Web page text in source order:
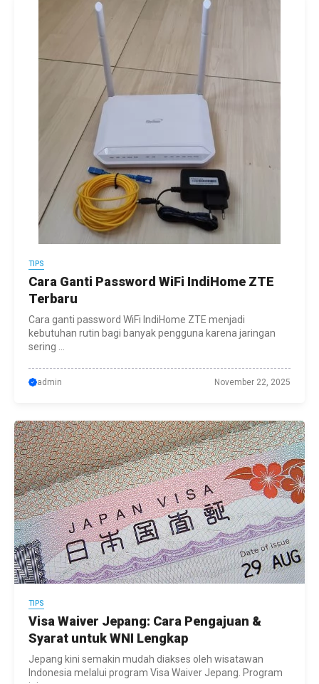
TIPS
Cara Ganti Password WiFi IndiHome ZTE
Terbaru
Cara ganti password WiFi IndiHome ZTE menjadi
kebutuhan rutin bagi banyak pengguna karena jaringan
sering ...
admin November 22, 2025
TIPS
Visa Waiver Jepang: Cara Pengajuan &
Syarat untuk WNI Lengkap
Jepang kini semakin mudah diakses oleh wisatawan
Indonesia melalui program Visa Waiver Jepang. Program